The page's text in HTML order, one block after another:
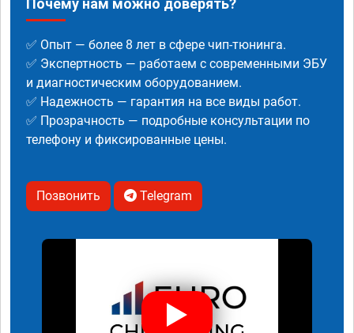
Почему нам можно доверять?
✅ Опыт — более 8 лет в сфере чип-тюнинга.
✅ Экспертность — работаем с современными ЭБУ
и диагностическим оборудованием.
✅ Надежность — гарантия на все виды работ.
✅ Прозрачность — подробные консультации по
телефону и фиксированные цены.
Позвонить Telegram